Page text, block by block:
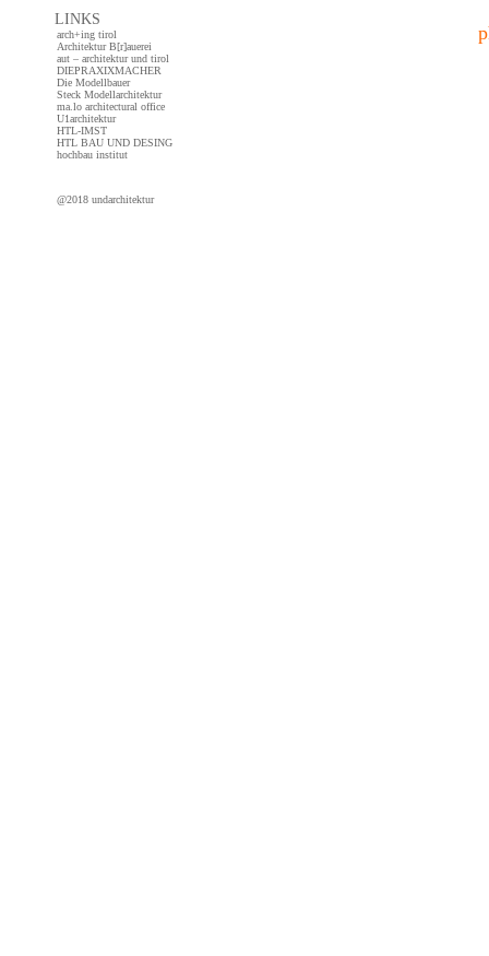
LINKS
arch+ing tirol
Architektur B[r]auerei
aut – architektur und tirol
DIEPRAXIXMACHER
Die Modellbauer
Steck Modellarchitektur
ma.lo architectural office
U1architektur
HTL-IMST
HTL BAU UND DESING
hochbau institut
@2018 undarchitektur